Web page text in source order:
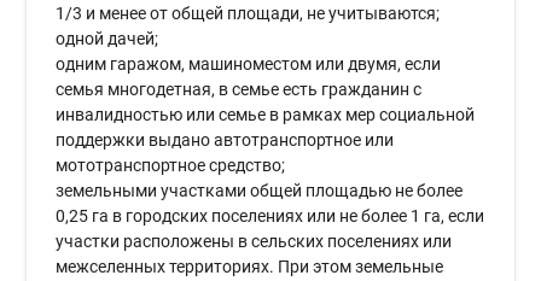
1/3 и менее от общей площади, не учитываются;
одной дачей;
одним гаражом, машиноместом или двумя, если
семья многодетная, в семье есть гражданин с
инвалидностью или семье в рамках мер социальной
поддержки выдано автотранспортное или
мототранспортное средство;
земельными участками общей площадью не более
0,25 га в городских поселениях или не более 1 га, если
участки расположены в сельских поселениях или
межселенных территориях. При этом земельные